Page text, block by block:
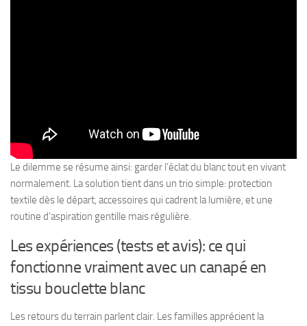
Le dilemme se résume ainsi: garder l’éclat du blanc tout en vivant
normalement. La solution tient dans un trio simple: protection
textile dès le départ, accessoires qui cadrent la lumière, et une
routine d’aspiration gentille mais régulière.
Les expériences (tests et avis): ce qui
fonctionne vraiment avec un canapé en
tissu bouclette blanc
Les retours du terrain parlent clair. Les familles apprécient la